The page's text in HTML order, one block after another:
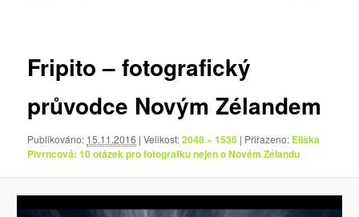
Fripito – fotografický
průvodce Novým Zélandem
Publikováno: 15.11.2016 | Velikost:2048 × 1536 | Přiřazeno: Eliška
Pivrncová: 10 otázek pro fotografku nejen o Novém Zélandu